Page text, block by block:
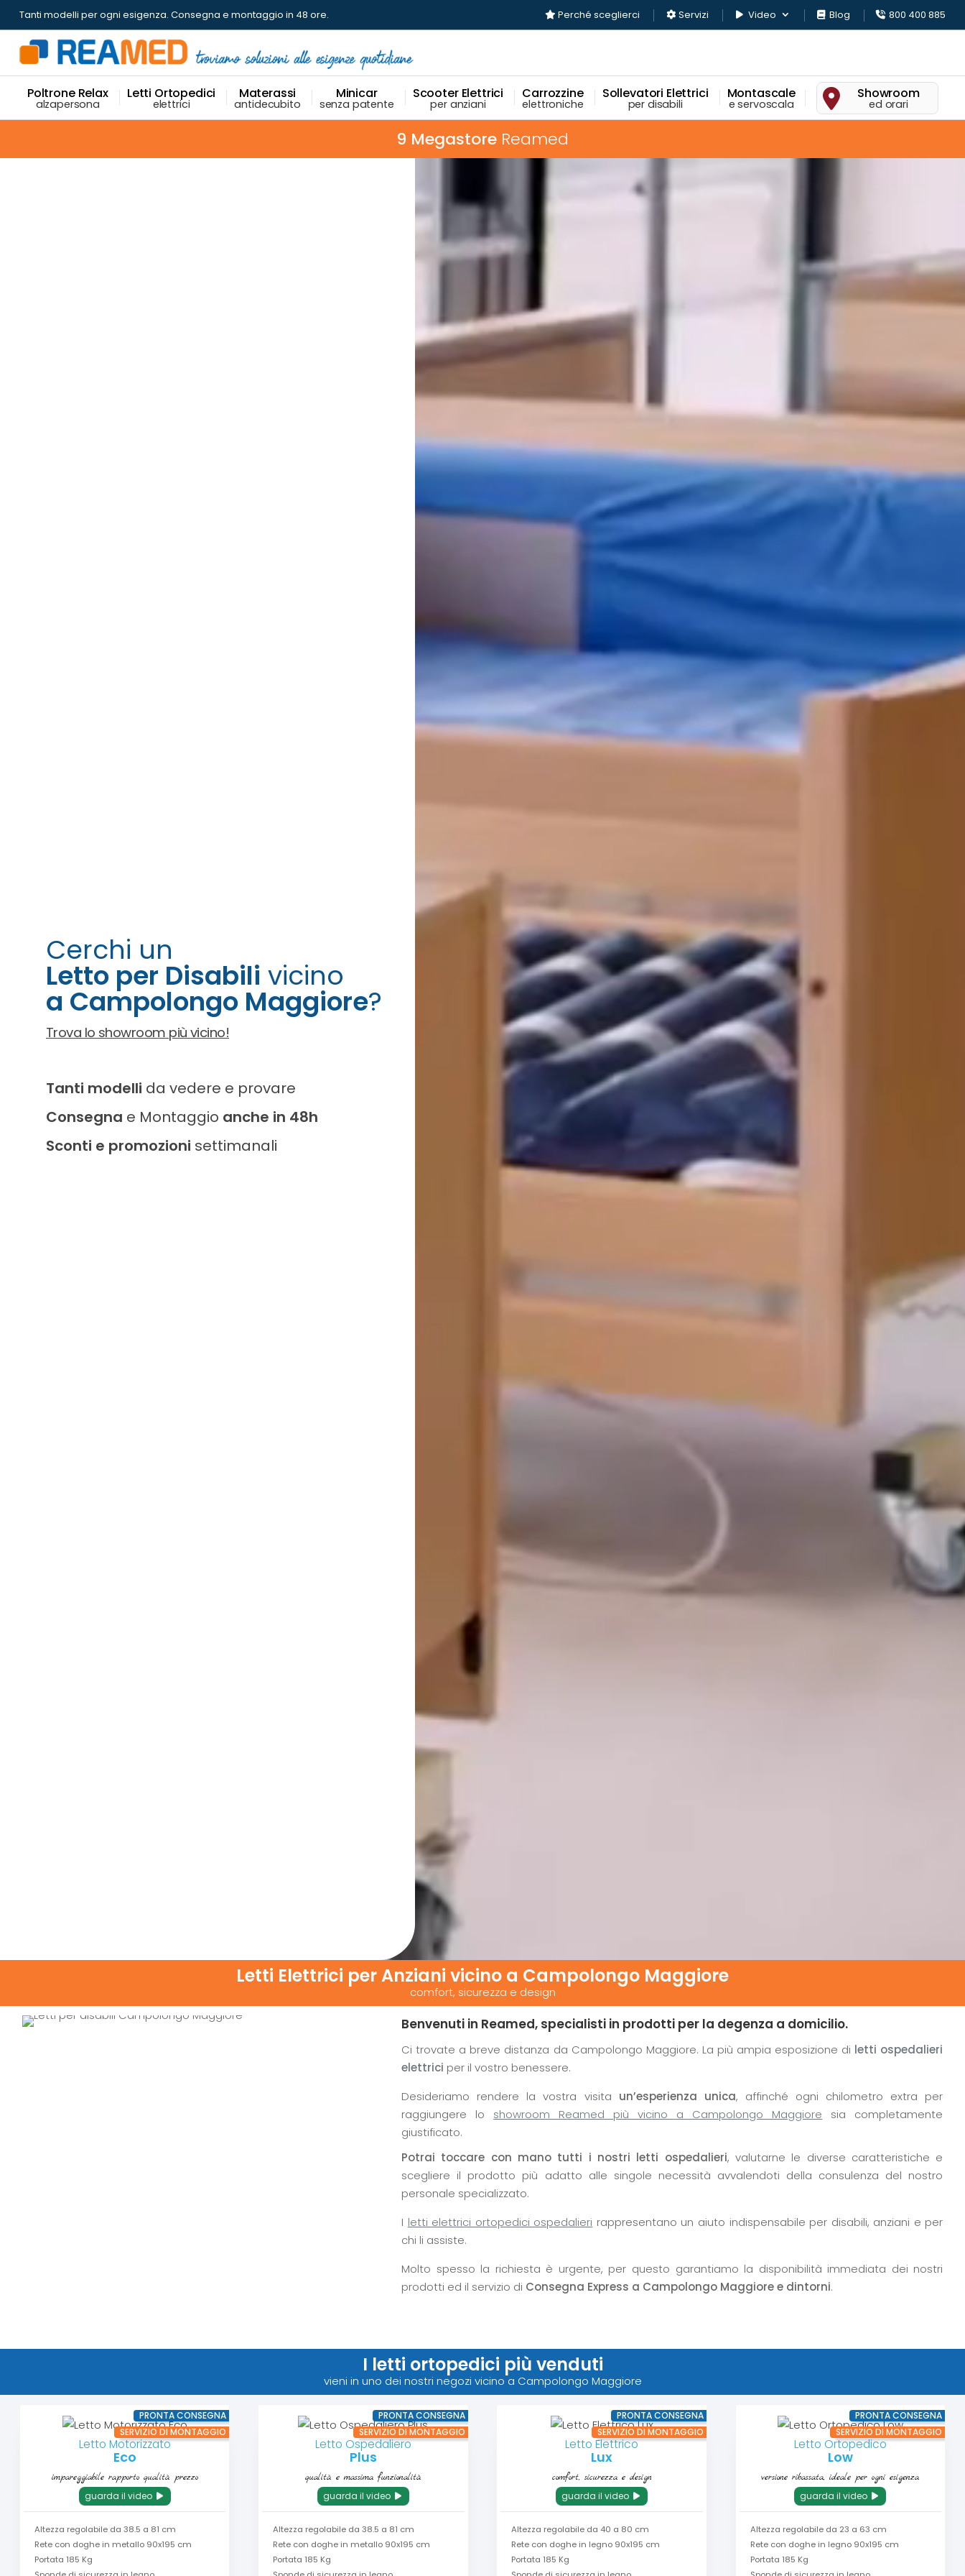
Tanti modelli per ogni esigenza. Consegna e montaggio in 48 ore. Perché sceglierci Servizi Video Blog 800 400 885
Poltrone Relax
alzapersona
Letti Ortopedici
elettrici
Materassi
antidecubito
Minicar
senza patente
Scooter Elettrici
per anziani
Carrozzine
elettroniche
Sollevatori Elettrici
per disabili
Montascale
e servoscala
Showroom
ed orari
Tanti modelli espostiin ogni negozio
Cerchi un
Letto per Disabili vicino
a Campolongo Maggiore?
Trova lo showroom più vicino!
Tanti modelli da vedere e provare
Consegna e Montaggio anche in 48h
Sconti e promozioni settimanali
Letti Elettrici per Anziani vicino a Campolongo Maggiore
comfort, sicurezza e design
Benvenuti in Reamed, specialisti in prodotti per la degenza a domicilio.
Ci trovate a breve distanza da Campolongo Maggiore. La più ampia esposizione di letti ospedalieri
elettrici per il vostro benessere.
Desideriamo rendere la vostra visita un’esperienza unica, affinché ogni chilometro extra per
raggiungere lo showroom Reamed più vicino a Campolongo Maggiore sia completamente
giustificato.
Potrai toccare con mano tutti i nostri letti ospedalieri, valutarne le diverse caratteristiche e
scegliere il prodotto più adatto alle singole necessità avvalendoti della consulenza del nostro
personale specializzato.
I letti elettrici ortopedici ospedalieri rappresentano un aiuto indispensabile per disabili, anziani e per
chi li assiste.
Molto spesso la richiesta è urgente, per questo garantiamo la disponibilità immediata dei nostri
prodotti ed il servizio di Consegna Express a Campolongo Maggiore e dintorni.
I letti ortopedici più venduti
vieni in uno dei nostri negozi vicino a Campolongo Maggiore
PRONTA CONSEGNA
SERVIZIO DI MONTAGGIO
Letto Motorizzato
Eco
impareggiabile rapporto qualità prezzo
guarda il video
Altezza regolabile da 38.5 a 81 cm
Rete con doghe in metallo 90x195 cm
Portata 185 Kg
PRONTA CONSEGNA
SERVIZIO DI MONTAGGIO
Letto Ospedaliero
Plus
qualità e massima funzionalità
guarda il video
Altezza regolabile da 38.5 a 81 cm
Rete con doghe in metallo 90x195 cm
Portata 185 Kg
PRONTA CONSEGNA
SERVIZIO DI MONTAGGIO
Letto Elettrico
Lux
comfort, sicurezza e design
guarda il video
Altezza regolabile da 40 a 80 cm
Rete con doghe in legno 90x195 cm
Portata 185 Kg
PRONTA CONSEGNA
SERVIZIO DI MONTAGGIO
Letto Ortopedico
Low
versione ribassata, ideale per ogni esigenza
guarda il video
Altezza regolabile da 23 a 63 cm
Rete con doghe in legno 90x195 cm
Portata 185 Kg